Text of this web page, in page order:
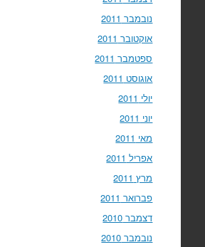
נובמבר 2011
אוקטובר 2011
ספטמבר 2011
אוגוסט 2011
יולי 2011
יוני 2011
מאי 2011
אפריל 2011
מרץ 2011
פברואר 2011
דצמבר 2010
נובמבר 2010